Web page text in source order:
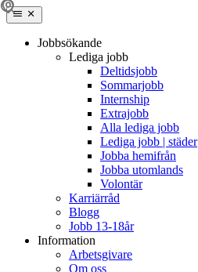
Jobbsökande
Lediga jobb
Deltidsjobb
Sommarjobb
Internship
Extrajobb
Alla lediga jobb
Lediga jobb | städer
Jobba hemifrån
Jobba utomlands
Volontär
Karriärråd
Blogg
Jobb 13-18år
Information
Arbetsgivare
Om oss